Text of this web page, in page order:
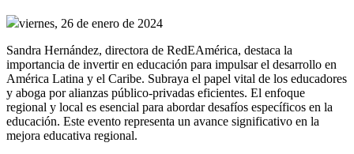
viernes, 26 de enero de 2024
Sandra Hernández, directora de RedEAmérica, destaca la
importancia de invertir en educación para impulsar el desarrollo en
América Latina y el Caribe. Subraya el papel vital de los educadores
y aboga por alianzas público-privadas eficientes. El enfoque
regional y local es esencial para abordar desafíos específicos en la
educación. Este evento representa un avance significativo en la
mejora educativa regional.